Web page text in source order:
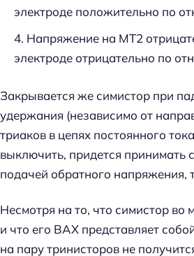
электроде положительно по
Напряжение на МТ2
электроде отрицательно по
Закрывается же симистор при
удержания (независимо от
триаков в цепях постоянного
выключить, придется принимать
подачей обратного напряжения,
Несмотря на то, что симистор во
и что его ВАХ представляет
на пару тринисторов не